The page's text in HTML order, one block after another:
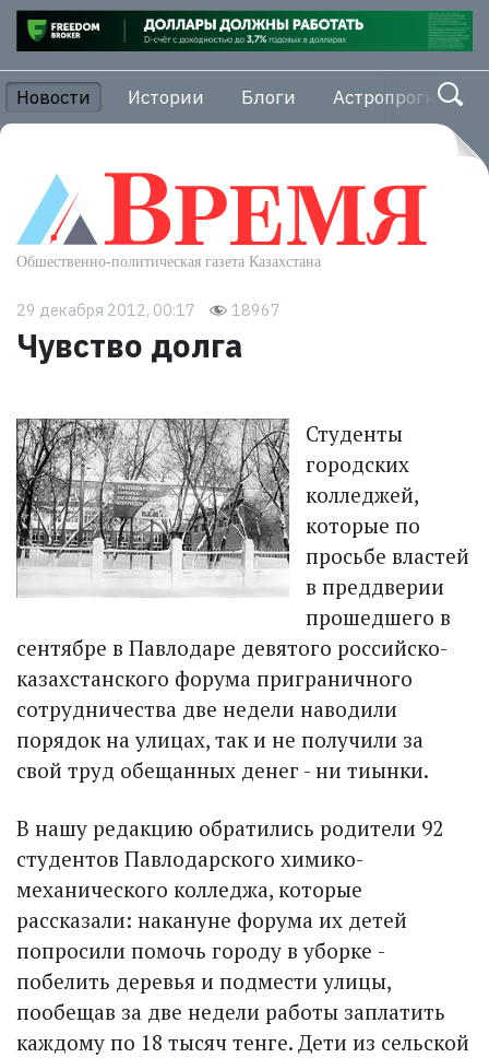
Новости Истории Блоги Астропрогноз
29 декабря 2012, 00:17 18967
Чувство долга
Студенты
городских
колледжей,
которые по
просьбе властей
в преддверии
прошедшего в
сентябре в Павлодаре девятого российско-
казахстанского форума приграничного
сотрудничества две недели наводили
порядок на улицах, так и не получили за
свой труд обещанных денег - ни тиынки.
В нашу редакцию обратились родители 92
студентов Павлодарского химико­
механического колледжа, которые
рассказали: накануне форума их детей
попросили помочь городу в уборке ­
побелить деревья и подмести улицы,
пообещав за две недели работы заплатить
каждому по 18 тысяч тенге. Дети из сельской